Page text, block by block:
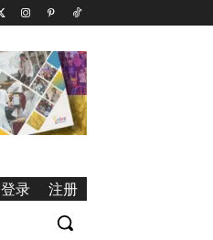
登录
注册